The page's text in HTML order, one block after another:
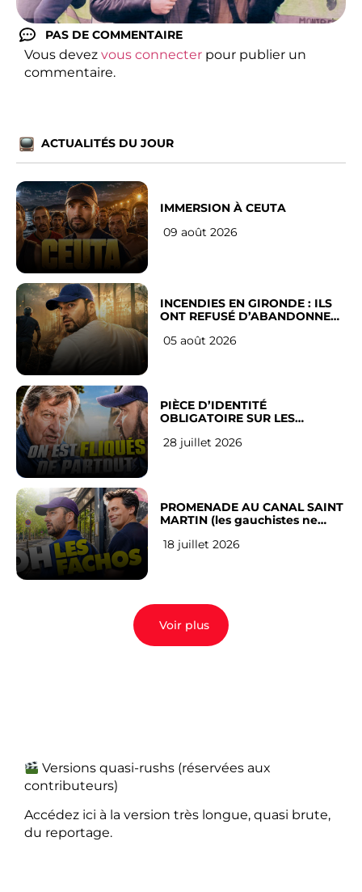
PAS DE COMMENTAIRE
Vous devez vous connecter pour publier un
commentaire.
ACTUALITÉS DU JOUR
IMMERSION À CEUTA
09 août 2026
INCENDIES EN GIRONDE : ILS
ONT REFUSÉ D’ABANDONNER
05 août 2026
PIÈCE D’IDENTITÉ
OBLIGATOIRE SUR LES
Français
28 juillet 2026
PROMENADE AU CANAL SAINT
MARTIN (les gauchistes ne
18 juillet 2026
Voir plus
Versions quasi-rushs (réservées aux
contributeurs)
Accédez ici à la version très longue, quasi brute,
du reportage.